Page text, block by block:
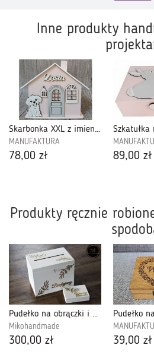
Inne produkty
Skarbonka XXL z imieniem-SXXL19
MANUFAKTURA
78,00 zł 89,00 zł
Produkty ręcznie
Pudełko na obrączki i skrzynka na koperty
Mikohandmade
300,00 zł 39,00 zł